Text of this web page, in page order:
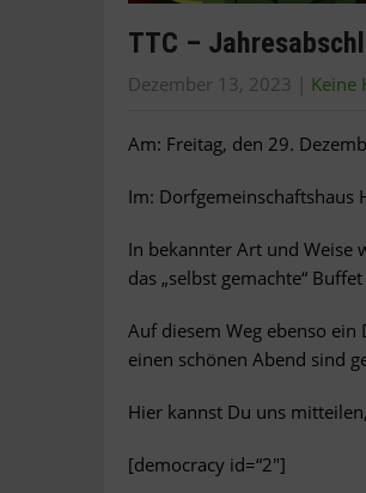
TTC –
Dezember 13, 2023 Keine
Am: Freitag, den 29.
Im: Dorfgemeinschaftshaus
In bekannter Art und Weise
das „selbst gemachte“
Auf diesem Weg ebenso
einen schönen Abend sind
Hier kannst Du uns
[democracy id=“2″]